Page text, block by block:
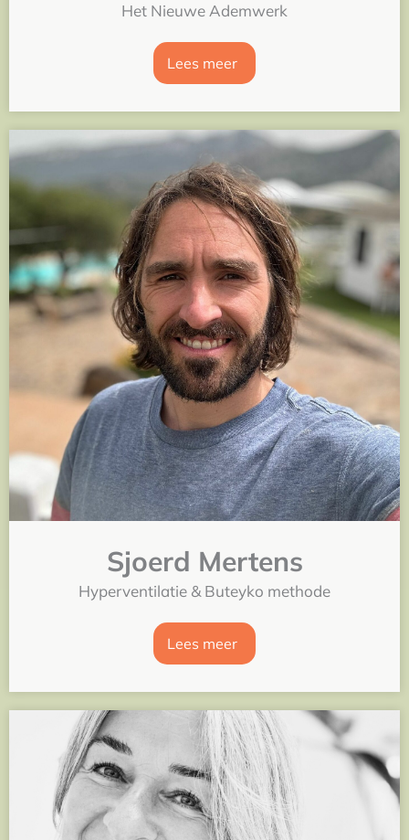
Het Nieuwe Ademwerk
Lees meer
Sjoerd Mertens
Hyperventilatie & Buteyko methode
Lees meer